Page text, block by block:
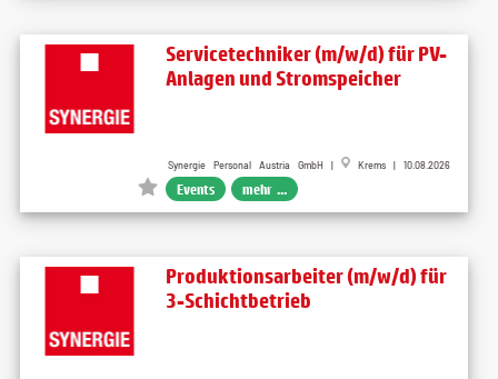
Servicetechniker (m/w/d) für PV-
Anlagen und Stromspeicher
Synergie Personal Austria GmbH | Krems | 10.08.2026
Events mehr ...
Produktionsarbeiter (m/w/d) für
3-Schichtbetrieb